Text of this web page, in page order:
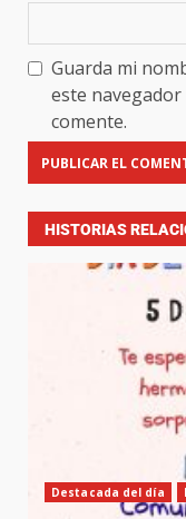
Guarda mi
este
comente.
HISTORIAS
Destacada del día